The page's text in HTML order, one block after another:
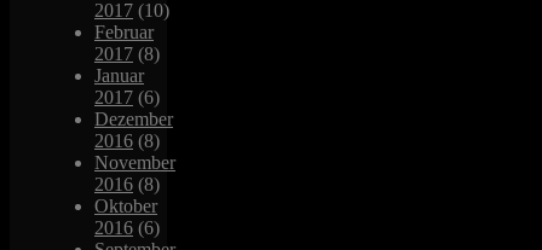
2017 (10)
Februar
2017 (8)
Januar
2017 (6)
Dezember
2016 (8)
November
2016 (8)
Oktober
2016 (6)